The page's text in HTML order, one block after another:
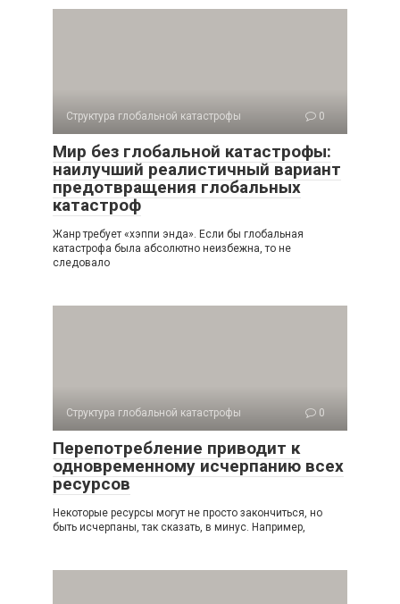
Структура глобальной катастрофы 0
Мир без глобальной катастрофы:
наилучший реалистичный вариант
предотвращения глобальных
катастроф
Жанр требует «хэппи энда». Если бы глобальная
катастрофа была абсолютно неизбежна, то не
следовало
Структура глобальной катастрофы 0
Перепотребление приводит к
одновременному исчерпанию всех
ресурсов
Некоторые ресурсы могут не просто закончиться, но
быть исчерпаны, так сказать, в минус. Например,